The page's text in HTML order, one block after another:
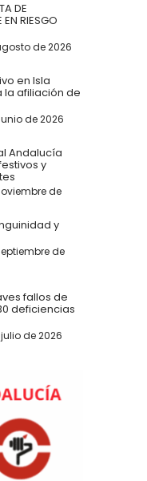
DE
RIESGO
de 2026
en Isla
la afiliación de
de 2026
Andalucía
y
de
y
de
fallos de
deficiencias
de 2026